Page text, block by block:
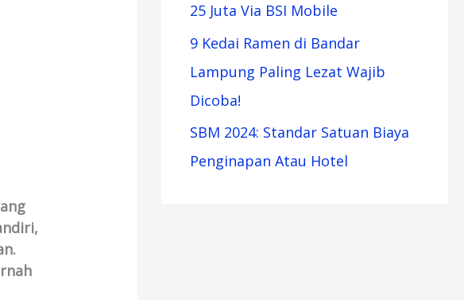
25 Juta Via BSI Mobile
9 Kedai Ramen di Bandar
Lampung Paling Lezat Wajib
Dicoba!
SBM 2024: Standar Satuan Biaya
Penginapan Atau Hotel